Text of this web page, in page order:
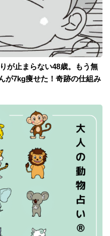
が止まらない48歳。もう無
が7kg痩せた！奇跡の仕組み